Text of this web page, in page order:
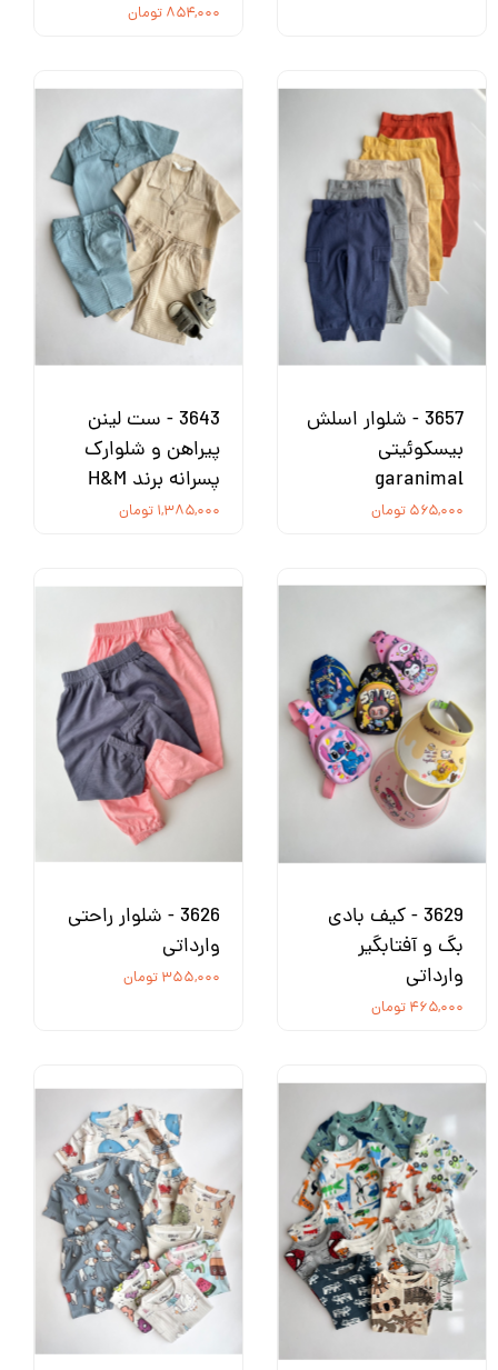
۸۵۴,۰۰۰ تومان
3657 - شلوار اسلش
بیسکوئیتی
garanimal
۵۶۵,۰۰۰ تومان
3643 - ست لینن
پیراهن و شلوارک
پسرانه برند H&M
۱,۳۸۵,۰۰۰ تومان
3629 - کیف بادی
بگ و آفتابگیر
وارداتی
۴۶۵,۰۰۰ تومان
3626 - شلوار راحتی
وارداتی
۳۵۵,۰۰۰ تومان